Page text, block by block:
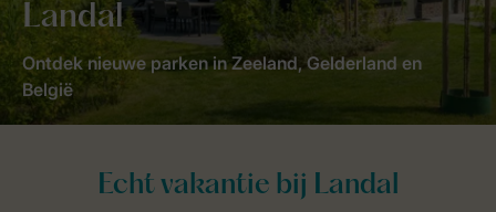
Landal
Ontdek nieuwe parken in Zeeland, Gelderland en
België